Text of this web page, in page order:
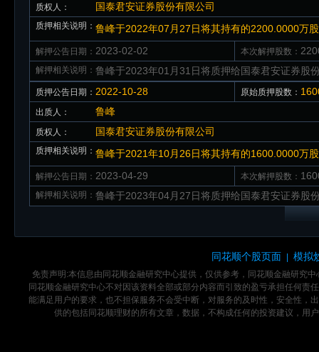
质权人： 国泰君安证券股份有限公司
质押相关说明： 鲁峰于2022年07月27日将其持有的2200.0000万
解押公告日期： 2023-02-02 本次解押股数：
解押相关说明： 鲁峰于2023年01月31日将质押给国泰君安证券股
质押公告日期： 2022-10-28 原始质押股数：
出质人： 鲁峰
质权人： 国泰君安证券股份有限公司
质押相关说明： 鲁峰于2021年10月26日将其持有的1600.0000万
解押公告日期： 2023-04-29 本次解押股数：
解押相关说明： 鲁峰于2023年04月27日将质押给国泰君安证券股
同花顺个股页面 模拟
免责声明:本信息由同花顺金融研究中心提供，仅供参考，同花顺金融研究
同花顺金融研究中心不对因该资料全部或部分内容而引致的盈亏承担任何
能满足用户的要求，也不担保服务不会受中断，对服务的及时性，安全性，
供的包括同花顺理财的所有文章，数据，不构成任何的投资建议，用